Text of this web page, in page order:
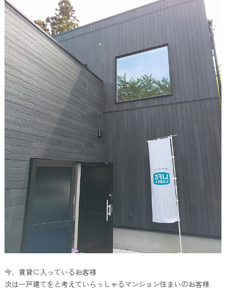
今、賃貸に入っているお客様
次は一戸建てを と考えていらっしゃるマンション住まいのお客様